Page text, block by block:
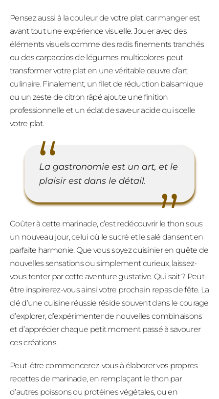
Pensez aussi à la couleur de votre plat, car manger est
avant tout une expérience visuelle. Jouer avec des
éléments visuels comme des radis finements tranchés
ou des carpaccios de légumes multicolores peut
transformer votre plat en une véritable œuvre d’art
culinaire. Finalement, un filet de réduction balsamique
ou un zeste de citron râpé ajoute une finition
professionnelle et un éclat de saveur acide qui scelle
votre plat.
La gastronomie est un art, et le
plaisir est dans le détail.
Goûter à cette marinade, c’est redécouvrir le thon sous
un nouveau jour, celui où le sucré et le salé dansent en
parfaite harmonie. Que vous soyez cuisinier en quête de
nouvelles sensations ou simplement curieux, laissez-
vous tenter par cette aventure gustative. Qui sait ? Peut-
être inspirerez-vous ainsi votre prochain repas de fête. La
clé d’une cuisine réussie réside souvent dans le courage
d’explorer, d’expérimenter de nouvelles combinaisons
et d’apprécier chaque petit moment passé à savourer
ces créations.
Peut-être commencerez-vous à élaborer vos propres
recettes de marinade, en remplaçant le thon par
d’autres poissons ou protéines végétales, ou en